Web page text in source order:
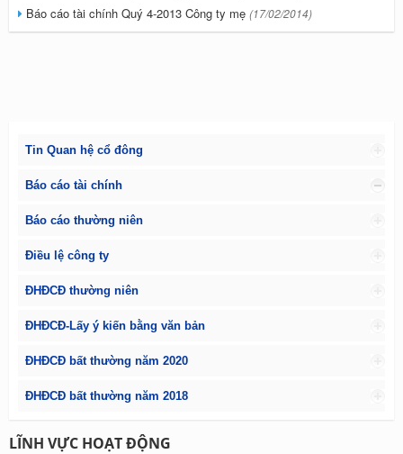
Báo cáo tài chính Quý 4-2013 Công ty mẹ (17/02/2014)
Tin Quan hệ cổ đông
Báo cáo tài chính
Báo cáo thường niên
Điều lệ công ty
ĐHĐCĐ thường niên
ĐHĐCĐ-Lấy ý kiến bằng văn bản
ĐHĐCĐ bất thường năm 2020
ĐHĐCĐ bất thường năm 2018
LĨNH VỰC HOẠT ĐỘNG